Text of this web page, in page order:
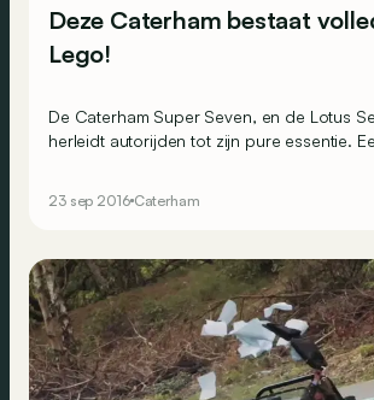
Deze Caterham bestaat
Lego!
De Caterham Super Seven, en de Lotus
herleidt autorijden tot zijn pure essentie.
exemplaar zijn. Hij bestaat immers volledig
23 sep 2016 Caterham